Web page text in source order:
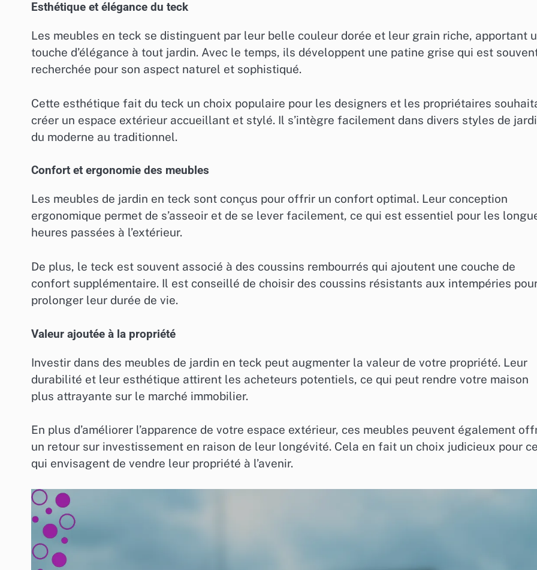
Esthétique et élégance du teck
Les meubles en teck se distinguent par leur belle couleur dorée et leur grain riche, apportant
touche d’élégance à tout jardin. Avec le temps, ils développent une patine grise qui est
recherchée pour son aspect naturel et sophistiqué.
Cette esthétique fait du teck un choix populaire pour les designers et les propriétaires
créer un espace extérieur accueillant et stylé. Il s’intègre facilement dans divers styles de
du moderne au traditionnel.
Confort et ergonomie des meubles
Les meubles de jardin en teck sont conçus pour offrir un confort optimal. Leur conception
ergonomique permet de s’asseoir et de se lever facilement, ce qui est essentiel pour les
heures passées à l’extérieur.
De plus, le teck est souvent associé à des coussins rembourrés qui ajoutent une couche de
confort supplémentaire. Il est conseillé de choisir des coussins résistants aux intempéries
prolonger leur durée de vie.
Valeur ajoutée à la propriété
Investir dans des meubles de jardin en teck peut augmenter la valeur de votre propriété. Leur
durabilité et leur esthétique attirent les acheteurs potentiels, ce qui peut rendre votre maison
plus attrayante sur le marché immobilier.
En plus d’améliorer l’apparence de votre espace extérieur, ces meubles peuvent également
un retour sur investissement en raison de leur longévité. Cela en fait un choix judicieux pour
qui envisagent de vendre leur propriété à l’avenir.